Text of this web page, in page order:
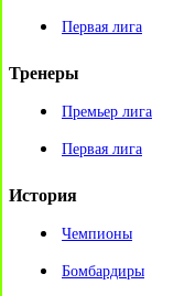
Первая лига
Тренеры
Премьер лига
Первая лига
История
Чемпионы
Бомбардиры